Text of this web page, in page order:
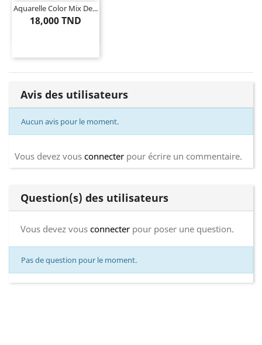
Aquarelle Color Mix De...
18,000 TND
Avis des utilisateurs
Aucun avis pour le moment.
Vous devez vous connecter pour écrire un commentaire.
Question(s) des utilisateurs
Vous devez vous connecter pour poser une question.
Pas de question pour le moment.